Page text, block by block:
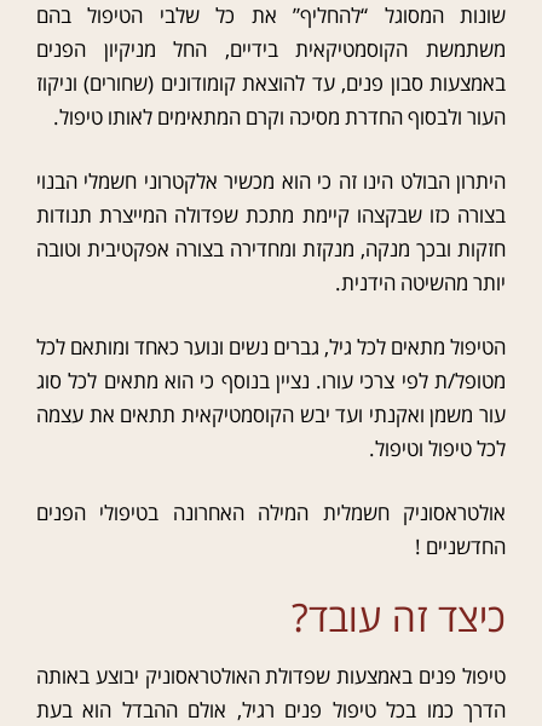
שונות המסוגל “להחליף” את כל שלבי הטיפול בהם
משתמשת הקוסמטיקאית בידיים, החל מניקיון הפנים
באמצעות סבון פנים, עד להוצאת קומודונים (שחורים) וניקוז
העור ולבסוף החדרת מסיכה וקרם המתאימים לאותו טיפול.
היתרון הבולט הינו זה כי הוא מכשיר אלקטרוני חשמלי הבנוי
בצורה כזו שבקצהו קיימת מתכת שפדולה המייצרת תנודות
חזקות ובכך מנקה, מנקזת ומחדירה בצורה אפקטיבית וטובה
יותר מהשיטה הידנית.
הטיפול מתאים לכל גיל, גברים נשים ונוער כאחד ומותאם לכל
מטופל/ת לפי צרכי עורו. נציין בנוסף כי הוא מתאים לכל סוג
עור משמן ואקנתי ועד יבש הקוסמטיקאית תתאים את עצמה
לכל טיפול וטיפול.
אולטראסוניק חשמלית המילה האחרונה בטיפולי הפנים
החדשניים !
כיצד זה עובד?
טיפול פנים באמצעות שפדולת האולטראסוניק יבוצע באותה
הדרך כמו בכל טיפול פנים רגיל, אולם ההבדל הוא בעת